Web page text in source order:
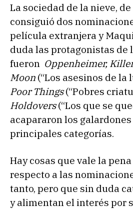
La sociedad de la nieve, de
consiguió dos
película extranjera y
duda las protagonistas de
fueron Oppenheimer,
Moon (“Los asesinos de la
Poor Things(“Pobres
Holdovers(“Los que se
acapararon los galardones
principales categorías.
Hay cosas que vale la
respecto a las
tanto, pero que sin duda
y alimentan el interés por